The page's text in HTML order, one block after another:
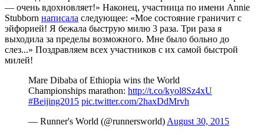
— очень вдохновляет!» Наконец, участница по имени Annie
Stubborn написала следующее: «Мое состояние граничит с
эйфорией! Я бежала быструю милю 3 раза. Три раза я
выходила за пределы возможного. Мне было больно до
слез...» Поздравляем всех участников с их самой быстрой
милей!
Mare Dibaba of Ethiopia wins the World
Championships marathon: http://t.co/kyol8Sz4xU
#Beijing2015 pic.twitter.com/2haxDdMrvh
— Runner's World (@runnersworld) August 30, 2015